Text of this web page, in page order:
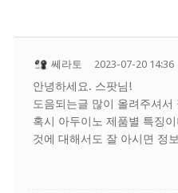
쎄라토 2023-07-20 14:36
안녕하세요. 스팟님!
도음되는글 많이 올려주셔서
혹시 아두이노 제품별 특징
것에 대해서도 잘 아시면 정